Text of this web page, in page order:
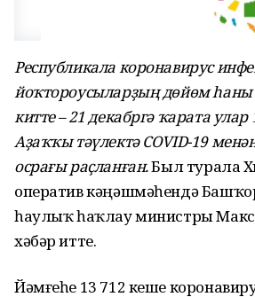
Республикала коронавирус
йоҡтороусыларҙың дөйөм
китте – 21 декабргә ҡарата улар
Аҙаҡҡы тәүлектә COVID-19
осрағы раҫланған.Был турала
оператив кәңәшмәһендә
һаулыҡ һаҡлау министры
хәбәр итте.
Йәмғеһе 13 712 кеше